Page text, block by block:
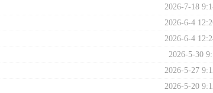
2026-7-18
2026-6-4
2026-6-4
2026-5-30
2026-5-27
2026-5-20